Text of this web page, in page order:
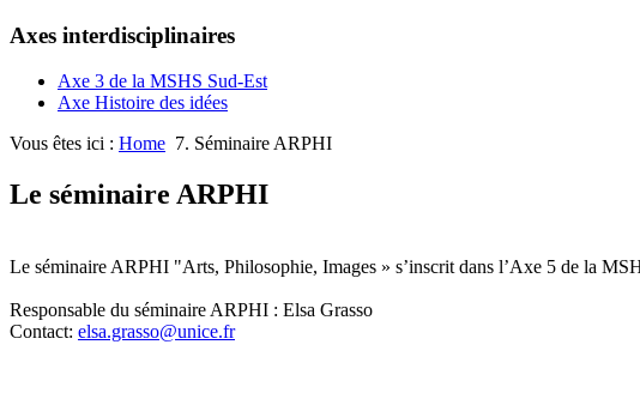
Axes interdisciplinaires
Axe 3 de la MSHS Sud-Est
Axe Histoire des idées
Vous êtes ici : Home 7. Séminaire ARPHI
Le séminaire ARPHI
Le séminaire ARPHI "Arts, Philosophie, Images » s’inscrit dans l’Axe 5 de la
Responsable du séminaire ARPHI : Elsa Grasso
Contact: elsa.grasso@unice.fr